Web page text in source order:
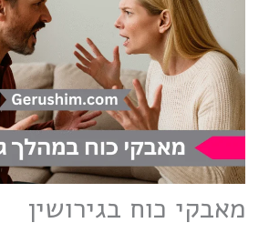
מאבקי כוח בגירושין